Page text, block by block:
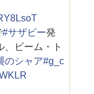
#サザビー発
、ビーム・ト
のシャア#g_c